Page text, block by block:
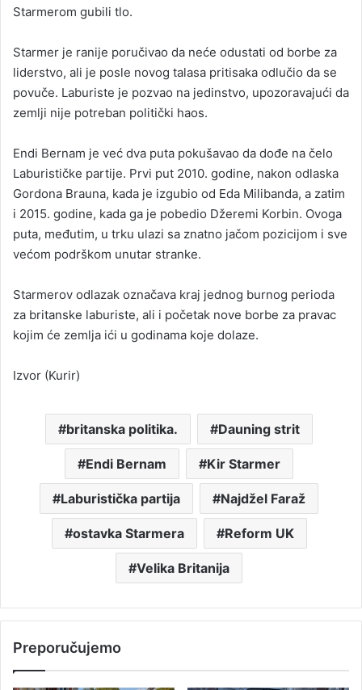
Starmerom gubili tlo.
Starmer je ranije poručivao da neće odustati od borbe za
liderstvo, ali je posle novog talasa pritisaka odlučio da se
povuče. Laburiste je pozvao na jedinstvo, upozoravajući da
zemlji nije potreban politički haos.
Endi Bernam je već dva puta pokušavao da dođe na čelo
Laburističke partije. Prvi put 2010. godine, nakon odlaska
Gordona Brauna, kada je izgubio od Eda Milibanda, a zatim
i 2015. godine, kada ga je pobedio Džeremi Korbin. Ovoga
puta, međutim, u trku ulazi sa znatno jačom pozicijom i sve
većom podrškom unutar stranke.
Starmerov odlazak označava kraj jednog burnog perioda
za britanske laburiste, ali i početak nove borbe za pravac
kojim će zemlja ići u godinama koje dolaze.
Izvor (Kurir)
britanska politika. Dauning strit
Endi Bernam Kir Starmer
Laburistička partija Najdžel Faraž
ostavka Starmera Reform UK
Velika Britanija
Preporučujemo